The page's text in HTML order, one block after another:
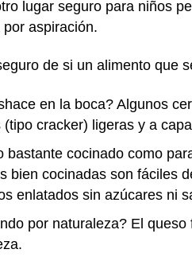
lugar seguro para niños
aspiración.
de si un alimento que
en la boca? Algunos
(tipo cracker) ligeras y a
bastante cocinado como
bien cocinadas son fáciles
enlatados sin azúcares ni
por naturaleza? El